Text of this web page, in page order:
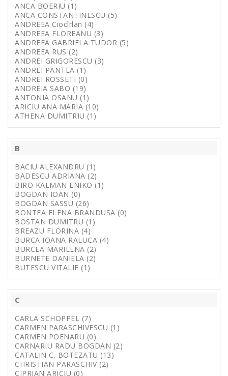
ANCA BOERIU (1)
ANCA CONSTANTINESCU (5)
ANDREEA Ciocîrlan (4)
ANDREEA FLOREANU (3)
ANDREEA GABRIELA TUDOR (5)
ANDREEA RUS (2)
ANDREI GRIGORESCU (3)
ANDREI PANTEA (1)
ANDREI ROSSETI (0)
ANDREIA SABO (19)
ANTONIA OSANU (1)
ARICIU ANA MARIA (10)
ATHENA DUMITRIU (1)
B
BACIU ALEXANDRU (1)
BADESCU ADRIANA (2)
BIRO KALMAN ENIKO (1)
BOGDAN IOAN (0)
BOGDAN SASSU (26)
BONTEA ELENA BRANDUSA (0)
BOSTAN DUMITRU (1)
BREAZU FLORINA (4)
BURCA IOANA RALUCA (4)
BURCEA MARILENA (2)
BURNETE DANIELA (2)
BUTESCU VITALIE (1)
C
CARLA SCHOPPEL (7)
CARMEN PARASCHIVESCU (1)
CARMEN POENARU (0)
CARNARIU RADU BOGDAN (2)
CATALIN C. BOTEZATU (13)
CHRISTIAN PARASCHIV (2)
CIPRIAN ARICIU (0)